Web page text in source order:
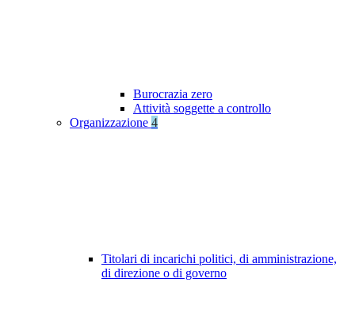
Burocrazia zero
Attività soggette a controllo
Organizzazione 4
Titolari di incarichi politici, di amministrazione,
di direzione o di governo